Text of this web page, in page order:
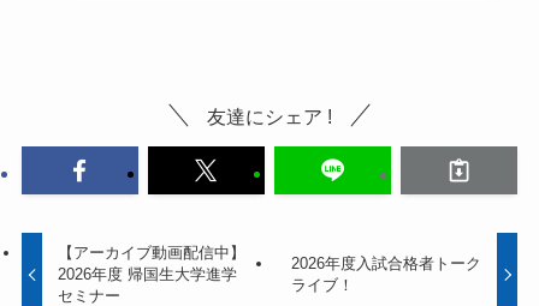
友達にシェア !
【アーカイブ動画配信中】
2026年度 帰国生大学進学
セミナー
2026年度入試合格者トーク
ライブ！